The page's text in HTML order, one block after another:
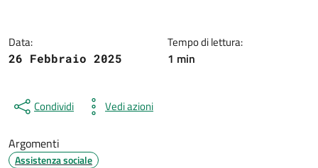
Data:
26 Febbraio 2025
Tempo di lettura:
1 min
Condividi Vedi azioni
Argomenti
Assistenza sociale